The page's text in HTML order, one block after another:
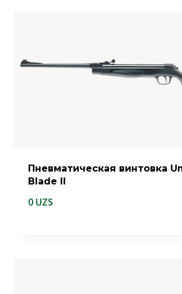
Пневматическая винтовка
Blade II
0 UZS